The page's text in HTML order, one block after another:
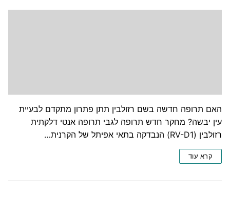
האם תרופה חדשה בשם רזולבין תתן פתרון מתקדם לבעיית
עין יבשה? מחקר חדש תרופה לגבי תרופה אנטי דלקתית
רזולבין (RV-D1) הנבדקה בתאי אפיתל של הקרנית…
קרא עוד